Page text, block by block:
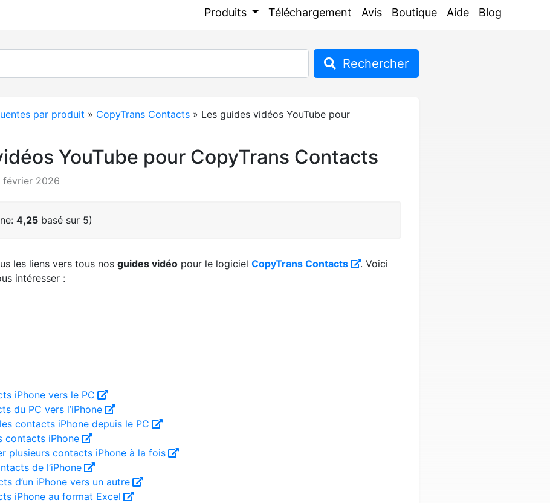
Produits Téléchargement Avis Boutique Aide Blog
Rechercher
par produit » CopyTrans Contacts » Les guides vidéos YouTube pour
YouTube pour CopyTrans Contacts
février 2026
4,25 basé sur 5)
les liens vers tous nos guides vidéo pour le logiciel CopyTrans Contacts
. Voici
intéresser :
iPhone vers le PC
du PC vers l’iPhone
contacts iPhone depuis le PC
contacts iPhone
plusieurs contacts iPhone à la fois
de l’iPhone
d’un iPhone vers un autre
iPhone au format Excel